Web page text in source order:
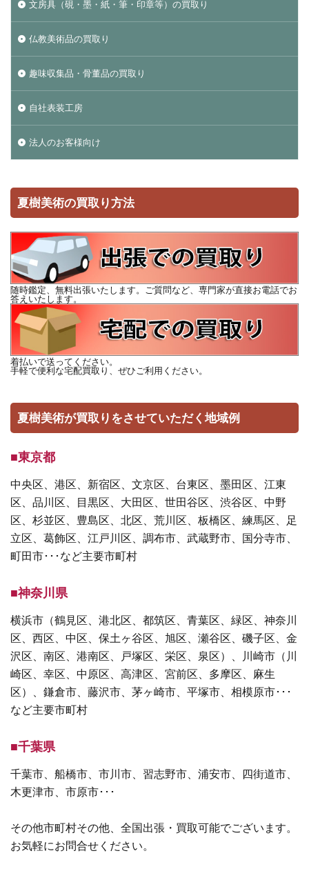
文房具（硯・墨・紙・筆・印章等）の買取り
仏教美術品の買取り
趣味収集品・骨董品の買取り
自社表装工房
法人のお客様向け
夏樹美術の買取り方法
随時鑑定、無料出張いたします。ご質問など、専門家が直接お電話でお
答えいたします。
着払いで送ってください。
手軽で便利な宅配買取り、ぜひご利用ください。
夏樹美術が買取りをさせていただく地域例
■東京都
中央区、港区、新宿区、文京区、台東区、墨田区、江東
区、品川区、目黒区、大田区、世田谷区、渋谷区、中野
区、杉並区、豊島区、北区、荒川区、板橋区、練馬区、足
立区、葛飾区、江戸川区、調布市、武蔵野市、国分寺市、
町田市･･･など主要市町村
■神奈川県
横浜市（鶴見区、港北区、都筑区、青葉区、緑区、神奈川
区、西区、中区、保土ヶ谷区、旭区、瀬谷区、磯子区、金
沢区、南区、港南区、戸塚区、栄区、泉区）、川崎市（川
崎区、幸区、中原区、高津区、宮前区、多摩区、麻生
区）、鎌倉市、藤沢市、茅ヶ崎市、平塚市、相模原市･･･
など主要市町村
■千葉県
千葉市、船橋市、市川市、習志野市、浦安市、四街道市、
木更津市、市原市･･･
その他市町村その他、全国出張・買取可能でございます。
お気軽にお問合せください。